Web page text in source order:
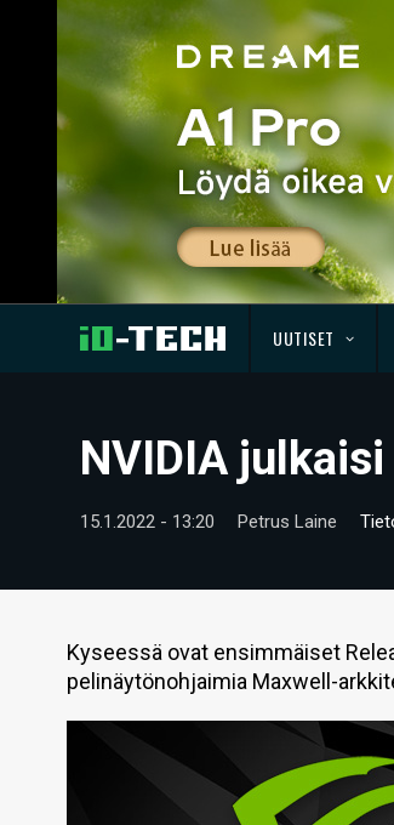
UUTISET
NVIDIA
15.1.2022 - 13:20 Petrus Laine
Kyseessä ovat ensimmäiset
pelinäytönohjaimia Maxwell-